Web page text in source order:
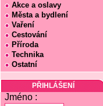
Akce a oslavy
Města a bydlení
Vaření
Cestování
Příroda
Technika
Ostatní
PŘIHLÁŠENÍ
Jméno :